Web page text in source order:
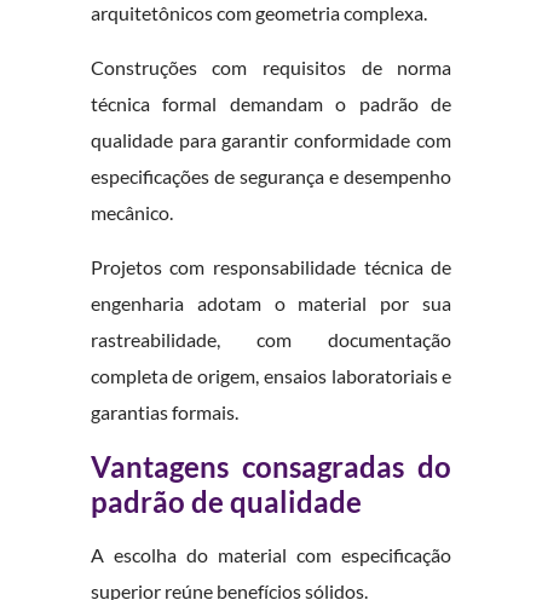
arquitetônicos com geometria complexa.
Construções com requisitos de norma
técnica formal demandam o padrão de
qualidade para garantir conformidade com
especificações de segurança e desempenho
mecânico.
Projetos com responsabilidade técnica de
engenharia adotam o material por sua
rastreabilidade, com documentação
completa de origem, ensaios laboratoriais e
garantias formais.
Vantagens consagradas do
padrão de qualidade
A escolha do material com especificação
superior reúne benefícios sólidos.